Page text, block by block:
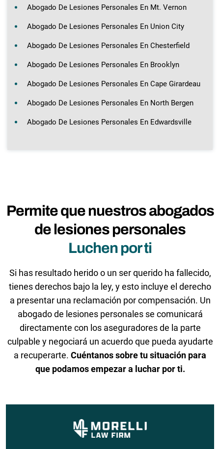
Abogado De Lesiones Personales En Mt. Vernon
Abogado De Lesiones Personales En Union City
Abogado De Lesiones Personales En Chesterfield
Abogado De Lesiones Personales En Brooklyn
Abogado De Lesiones Personales En Cape Girardeau
Abogado De Lesiones Personales En North Bergen
Abogado De Lesiones Personales En Edwardsville
Permite que nuestros abogados
de lesiones personales
Luchen por ti
Si has resultado herido o un ser querido ha fallecido,
tienes derechos bajo la ley, y esto incluye el derecho
a presentar una reclamación por compensación. Un
abogado de lesiones personales se comunicará
directamente con los aseguradores de la parte
culpable y negociará un acuerdo que pueda ayudarte
a recuperarte. Cuéntanos sobre tu situación para
que podamos empezar a luchar por ti.